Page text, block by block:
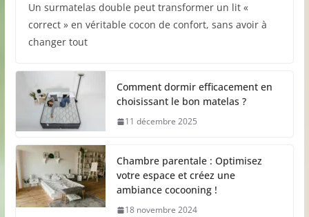
Un surmatelas double peut transformer un lit «
correct » en véritable cocon de confort, sans avoir à
changer tout
Comment dormir efficacement en
choisissant le bon matelas ?
11 décembre 2025
Chambre parentale : Optimisez
votre espace et créez une
ambiance cocooning !
18 novembre 2024